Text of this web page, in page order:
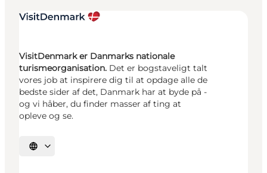
VisitDenmark er Danmarks nationale
turismeorganisation. Det er bogstaveligt talt
vores job at inspirere dig til at opdage alle de
bedste sider af det, Danmark har at byde på -
og vi håber, du finder masser af ting at
opleve og se.
Vælg sprog